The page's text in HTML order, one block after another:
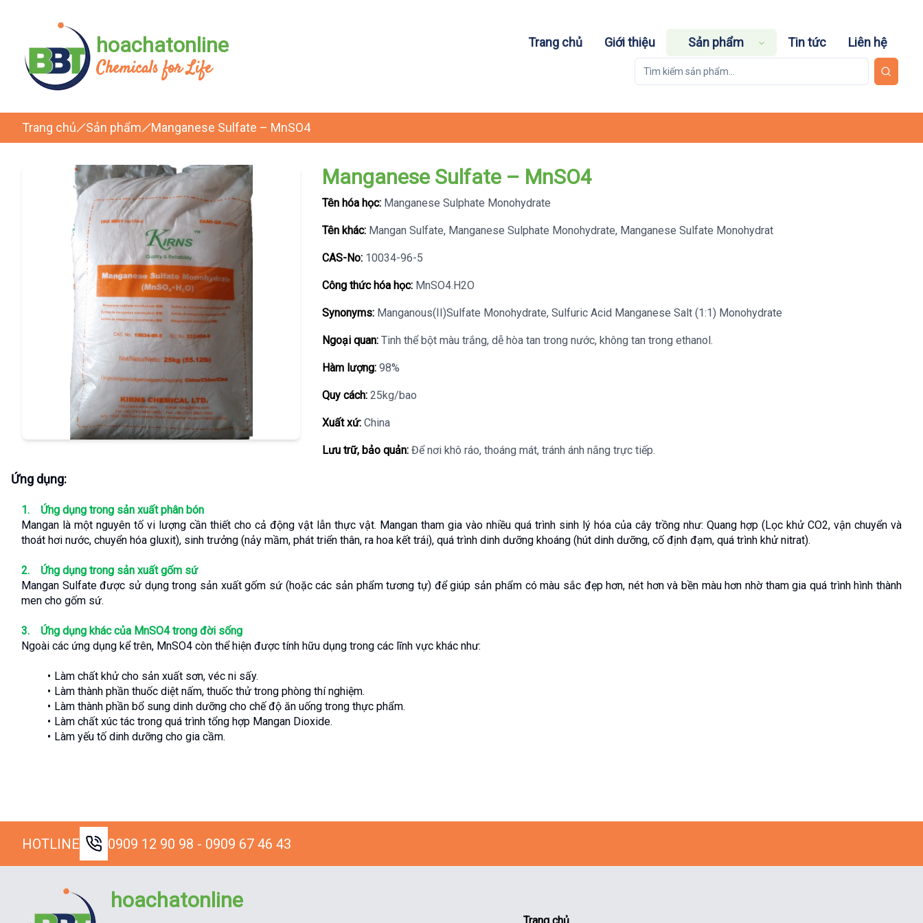
hoachatonline
Chemicals for Life
Trang chủ Giới thiệu Sản phẩm Tin tức Liên hệ
Trang chủ Sản phẩm Manganese Sulfate – MnSO4
Manganese Sulfate – MnSO4
Tên hóa học: Manganese Sulphate Monohydrate
Tên khác: Mangan Sulfate, Manganese Sulphate Monohydrate, Manganese Sulfate Monohydrat
CAS-No: 10034-96-5
Công thức hóa học: MnSO4.H2O
Synonyms: Manganous(II)Sulfate Monohydrate, Sulfuric Acid Manganese Salt (1:1) Monohydrate
Ngoại quan: Tinh thể bột màu trắng, dễ hòa tan trong nước, không tan trong ethanol.
Hàm lượng: 98%
Quy cách: 25kg/bao
Xuất xứ: China
Lưu trữ, bảo quản: Để nơi khô ráo, thoáng mát, tránh ánh nắng trực tiếp.
Ứng dụng:
1.    Ứng dụng trong sản xuất phân bón
Mangan là một nguyên tố vi lượng cần thiết cho cả động vật lẫn thực vật. Mangan tham gia vào nhiều quá trình sinh lý hóa của cây trồng như: Quang hợp (Lọc khử CO2, vận chuyển và
thoát hơi nước, chuyển hóa gluxit), sinh trưởng (nảy mầm, phát triển thân, ra hoa kết trái), quá trình dinh dưỡng khoáng (hút dinh dưỡng, cố định đạm, quá trình khử nitrat).
2.    Ứng dụng trong sản xuất gốm sứ
Mangan Sulfate được sử dụng trong sản xuất gốm sứ (hoặc các sản phẩm tương tự) để giúp sản phẩm có màu sắc đẹp hơn, nét hơn và bền màu hơn nhờ tham gia quá trình hình thành
men cho gốm sứ.
3.    Ứng dụng khác của MnSO4 trong đời sống
Ngoài các ứng dụng kể trên, MnSO4 còn thể hiện được tính hữu dụng trong các lĩnh vực khác như:
Làm chất khử cho sản xuất sơn, véc ni sấy.
Làm thành phần thuốc diệt nấm, thuốc thử trong phòng thí nghiệm.
Làm thành phần bổ sung dinh dưỡng cho chế độ ăn uống trong thực phẩm.
Làm chất xúc tác trong quá trình tổng hợp Mangan Dioxide.
Làm yếu tố dinh dưỡng cho gia cầm.
HOTLINE 0909 12 90 98 - 0909 67 46 43
hoachatonline